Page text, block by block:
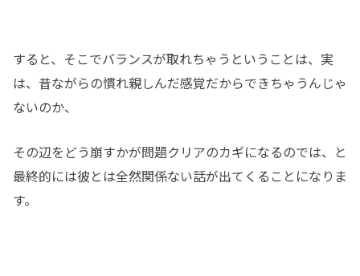
すると、そこでバランスが取れちゃうということは、実
は、昔ながらの慣れ親しんだ感覚だからできちゃうんじゃ
ないのか、
その辺をどう崩すかが問題クリアのカギになるのでは、と
最終的には彼とは全然関係ない話が出てくることになりま
す。